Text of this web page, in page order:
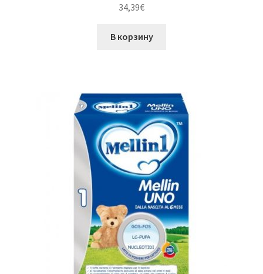
34,39€
В корзину